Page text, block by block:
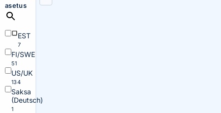
asetus
EST
7
FI/SWE
51
US/UK
134
Saksa
(Deutsch)
1